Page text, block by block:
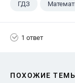
ГДЗ
1 ответ
ПОХОЖИЕ